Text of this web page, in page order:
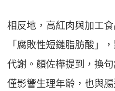
相反地，高紅肉與加工
「腐敗性短鏈脂肪酸」
代謝。顏佐樺提到，換
僅影響生理年齡，也與